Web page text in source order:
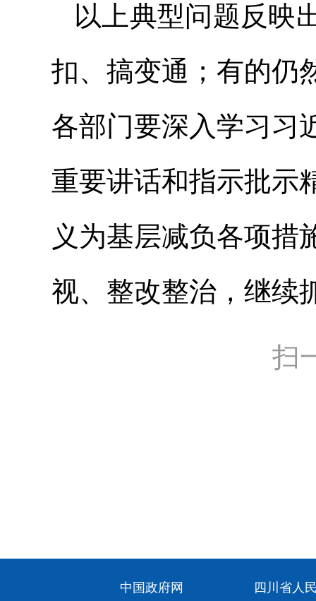
以上典型问题反映
扣、搞变通；有的仍
各部门要深入学习习
重要讲话和指示批示
义为基层减负各项措
视、整改整治，继续
扫
中国政府网 四川省人